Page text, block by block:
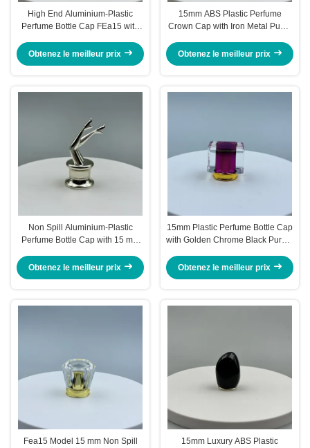
High End Aluminium-Plastic
Perfume Bottle Cap FEa15 with
Diameter
Obtenez le meilleur prix
15mm ABS Plastic Perfume
Crown Cap with Iron Metal Pump
in Cosmetics Industry
Obtenez le meilleur prix
Non Spill Aluminium-Plastic
Perfume Bottle Cap with 15 mm
Obtenez le meilleur prix
15mm Plastic Perfume Bottle Cap
with Golden Chrome Black Purple
Resistance
Obtenez le meilleur prix
Fea15 Model 15 mm Non Spill
15mm Luxury ABS Plastic